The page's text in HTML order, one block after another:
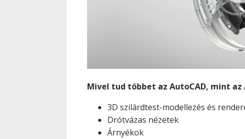
Mivel tud többet az AutoCAD, mint az
3D szilárdtest-modellezés és
Drótvázas nézetek
Árnyékok